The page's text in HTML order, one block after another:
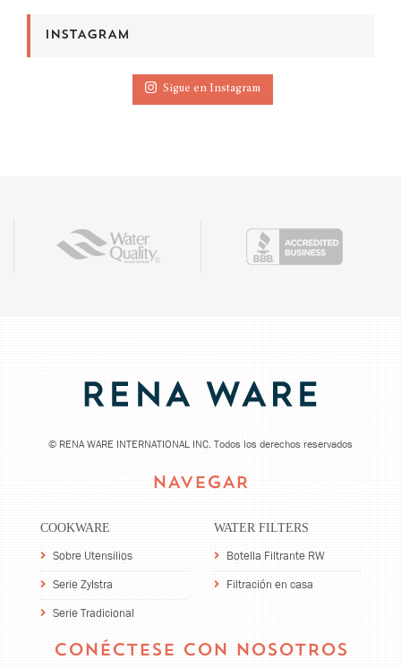
INSTAGRAM
Sigue en Instagram
© RENA WARE INTERNATIONAL INC. Todos los derechos reservados
NAVEGAR
COOKWARE
Sobre Utensilios
Serie Zylstra
Serie Tradicional
WATER FILTERS
Botella Filtrante RW
Filtración en casa
CONÉCTESE CON NOSOTROS